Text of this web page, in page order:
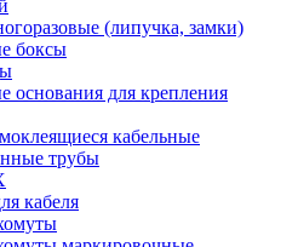
(липучка, замки)
боксы
основания для крепления
кабельные
трубы
кабеля